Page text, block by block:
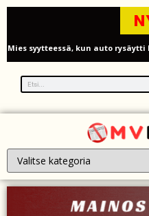
Mies syytteessä, kun auto
New Yorkin NBA-
ja busseja
Kimi ja Minttu Räikkönen
Nigel Farage vaatii